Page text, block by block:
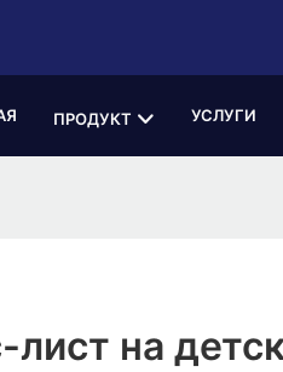
ПРОДУКТ УСЛУГИ
лист на